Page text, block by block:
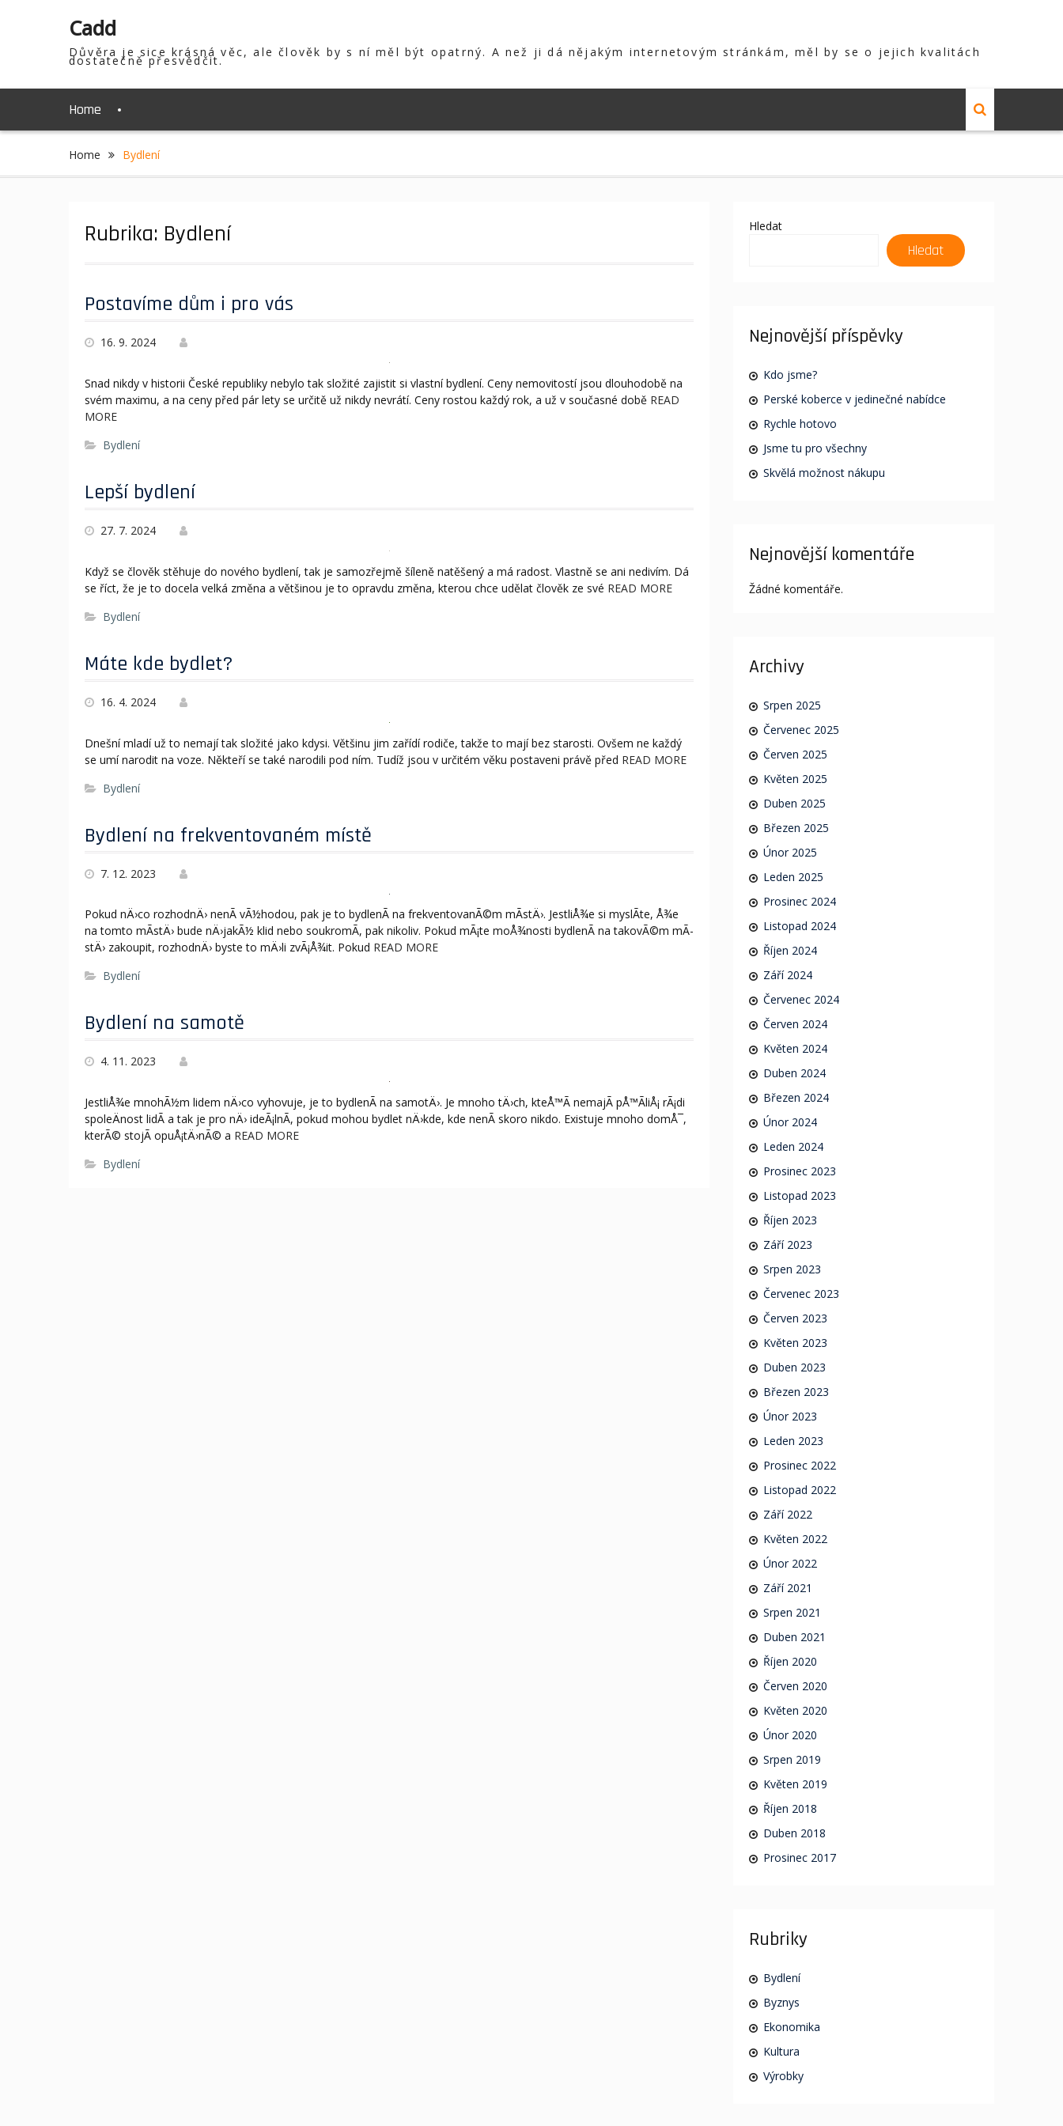
Cadd
Důvěra je sice krásná věc, ale člověk by s ní měl být opatrný. A než ji dá nějakým internetovým stránkám, měl by se o jejich kvalitách
dostatečně přesvědčit.
Home
Home Bydlení
Rubrika: Bydlení
Postavíme dům i pro vás
16. 9. 2024
Snad nikdy v historii České republiky nebylo tak složité zajistit si vlastní bydlení. Ceny nemovitostí jsou dlouhodobě na
svém maximu, a na ceny před pár lety se určitě už nikdy nevrátí. Ceny rostou každý rok, a už v současné době READ
MORE
Bydlení
Lepší bydlení
27. 7. 2024
Když se člověk stěhuje do nového bydlení, tak je samozřejmě šíleně natěšený a má radost. Vlastně se ani nedivím. Dá
se říct, že je to docela velká změna a většinou je to opravdu změna, kterou chce udělat člověk ze své READ MORE
Bydlení
Máte kde bydlet?
16. 4. 2024
Dnešní mladí už to nemají tak složité jako kdysi. Většinu jim zařídí rodiče, takže to mají bez starosti. Ovšem ne každý
se umí narodit na voze. Někteří se také narodili pod ním. Tudíž jsou v určitém věku postaveni právě před READ MORE
Bydlení
Bydlení na frekventovaném místě
7. 12. 2023
Pokud nÄ›co rozhodnÄ› nenÃ­ vÃ½hodou, pak je to bydlenÃ­ na frekventovanÃ©m mÃ­stÄ›. JestliÅ¾e si myslÃ­te, Å¾e
na tomto mÃ­stÄ› bude nÄ›jakÃ½ klid nebo soukromÃ­, pak nikoliv. Pokud mÃ¡te moÅ¾nosti bydlenÃ­ na takovÃ©m mÃ­
stÄ› zakoupit, rozhodnÄ› byste to mÄ›li zvÃ¡Å¾it. Pokud READ MORE
Bydlení
Bydlení na samotě
4. 11. 2023
JestliÅ¾e mnohÃ½m lidem nÄ›co vyhovuje, je to bydlenÃ­ na samotÄ›. Je mnoho tÄ›ch, kteÅ™Ã­ nemajÃ­ pÅ™Ã­liÅ¡ rÃ¡di
spoleÄnost lidÃ­ a tak je pro nÄ› ideÃ¡lnÃ­, pokud mohou bydlet nÄ›kde, kde nenÃ­ skoro nikdo. Existuje mnoho domÅ¯,
kterÃ© stojÃ­ opuÅ¡tÄ›nÃ© a READ MORE
Bydlení
Hledat
Hledat
Nejnovější příspěvky
Kdo jsme?
Perské koberce v jedinečné nabídce
Rychle hotovo
Jsme tu pro všechny
Skvělá možnost nákupu
Nejnovější komentáře
Žádné komentáře.
Archivy
Srpen 2025
Červenec 2025
Červen 2025
Květen 2025
Duben 2025
Březen 2025
Únor 2025
Leden 2025
Prosinec 2024
Listopad 2024
Říjen 2024
Září 2024
Červenec 2024
Červen 2024
Květen 2024
Duben 2024
Březen 2024
Únor 2024
Leden 2024
Prosinec 2023
Listopad 2023
Říjen 2023
Září 2023
Srpen 2023
Červenec 2023
Červen 2023
Květen 2023
Duben 2023
Březen 2023
Únor 2023
Leden 2023
Prosinec 2022
Listopad 2022
Září 2022
Květen 2022
Únor 2022
Září 2021
Srpen 2021
Duben 2021
Říjen 2020
Červen 2020
Květen 2020
Únor 2020
Srpen 2019
Květen 2019
Říjen 2018
Duben 2018
Prosinec 2017
Rubriky
Bydlení
Byznys
Ekonomika
Kultura
Výrobky